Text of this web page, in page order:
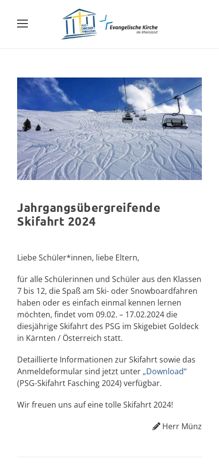
Jahrgangsübergreifende
Skifahrt 2024
Liebe Schüler*innen, liebe Eltern,
für alle Schülerinnen und Schüler aus den Klassen
7 bis 12, die Spaß am Ski- oder Snowboardfahren
haben oder es einfach einmal kennen lernen
möchten, findet vom 09.02. – 17.02.2024 die
diesjährige Skifahrt des PSG im Skigebiet Goldeck
in Kärnten / Österreich statt.
Detaillierte Informationen zur Skifahrt sowie das
Anmeldeformular sind jetzt unter„Download“
(PSG-Skifahrt Fasching 2024) verfügbar.
Wir freuen uns auf eine tolle Skifahrt 2024!
Herr Münz